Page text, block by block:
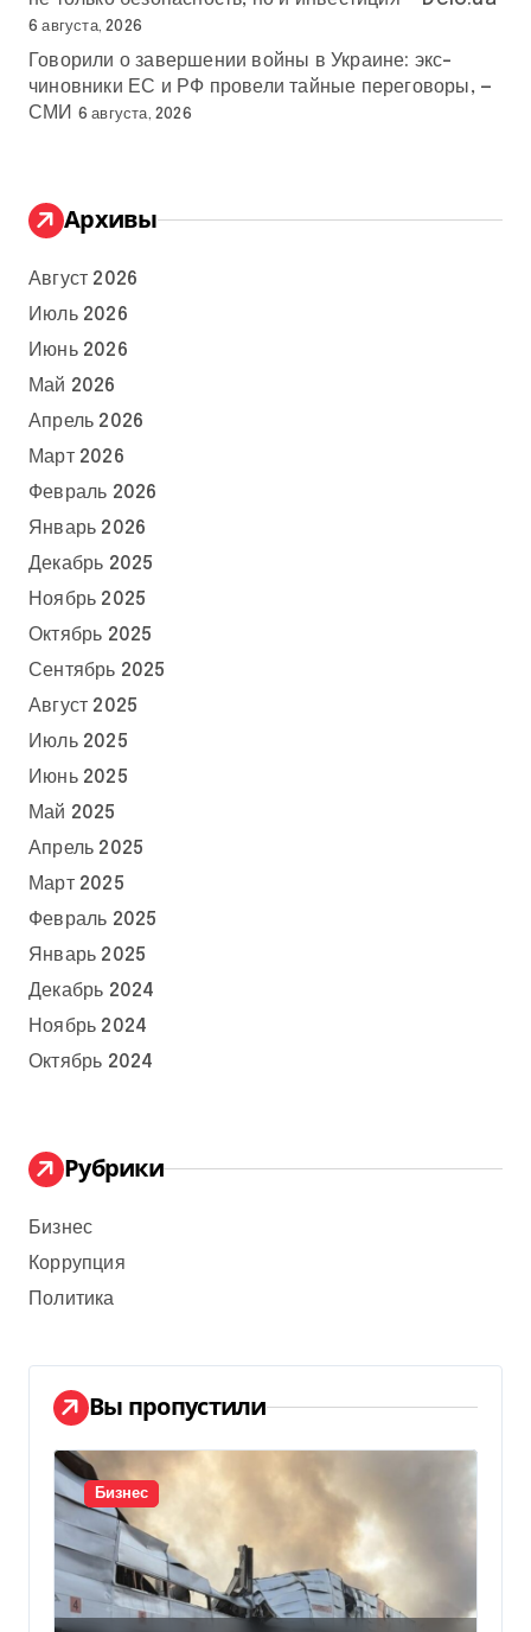
6 августа, 2026
Говорили о завершении войны в Украине: экс-
чиновники ЕС и РФ провели тайные переговоры, —
СМИ
6 августа, 2026
Архивы
Август 2026
Июль 2026
Июнь 2026
Май 2026
Апрель 2026
Март 2026
Февраль 2026
Январь 2026
Декабрь 2025
Ноябрь 2025
Октябрь 2025
Сентябрь 2025
Август 2025
Июль 2025
Июнь 2025
Май 2025
Апрель 2025
Март 2025
Февраль 2025
Январь 2025
Декабрь 2024
Ноябрь 2024
Октябрь 2024
Рубрики
Бизнес
Коррупция
Политика
Вы пропустили
Бизнес